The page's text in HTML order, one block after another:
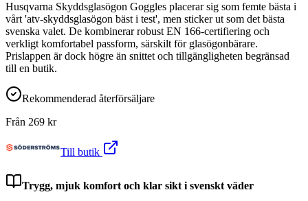
Husqvarna Skyddsglasögon Goggles placerar sig som femte bästa i
vårt 'atv-skyddsglasögon bäst i test', men sticker ut som det bästa
svenska valet. De kombinerar robust EN 166-certifiering och
verkligt komfortabel passform, särskilt för glasögonbärare.
Prislappen är dock högre än snittet och tillgängligheten begränsad
till en butik.
Rekommenderad återförsäljare
Från 269 kr
Till butik
Trygg, mjuk komfort och klar sikt i svenskt väder